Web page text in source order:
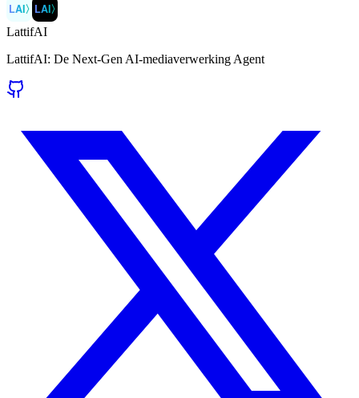
LAI〉 LAI〉
LattifAI
LattifAI: De Next-Gen AI-mediaverwerking Agent